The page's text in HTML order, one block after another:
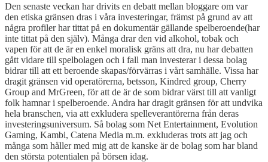
Den senaste veckan har drivits en debatt mellan bloggare om var
den etiska gränsen dras i våra investeringar, främst på grund av att
några profiler har tittat på en dokumentär gällande spelberoende(har
inte tittat på den själv). Många drar den vid alkohol, tobak och
vapen för att de är en enkel moralisk gräns att dra, nu har debatten
gått vidare till spelbolagen och i fall man investerar i dessa bolag
bidrar till att ett beroende skapas/förvärras i vårt samhälle. Vissa har
dragit gränsen vid operatörerna, betsson, Kindred group, Cherry
Group and MrGreen, för att de är de som bidrar värst till att vanligt
folk hamnar i spelberoende. Andra har dragit gränsen för att undvika
hela branschen, via att exkludera spelleverantörerna från deras
investeringsuniversum. Så bolag som Net Entertainment, Evolution
Gaming, Kambi, Catena Media m.m. exkluderas trots att jag och
många som håller med mig att de kanske är de bolag som har bland
den största potentialen på börsen idag.